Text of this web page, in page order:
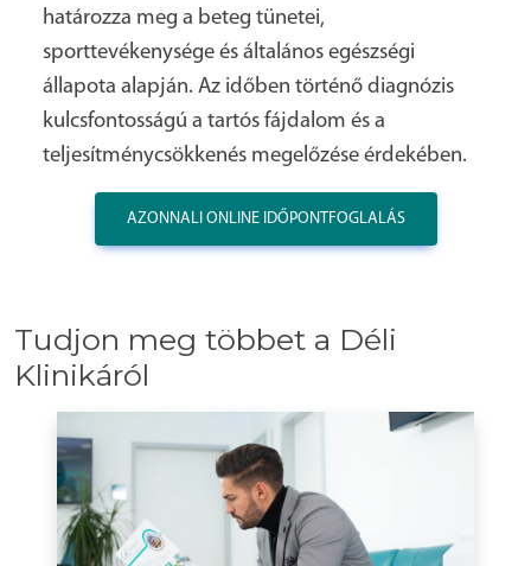
határozza meg a beteg tünetei,
sporttevékenysége és általános egészségi
állapota alapján. Az időben történő diagnózis
kulcsfontosságú a tartós fájdalom és a
teljesítménycsökkenés megelőzése érdekében.
AZONNALI ONLINE IDŐPONTFOGLALÁS
Tudjon meg többet a Déli
Klinikáról